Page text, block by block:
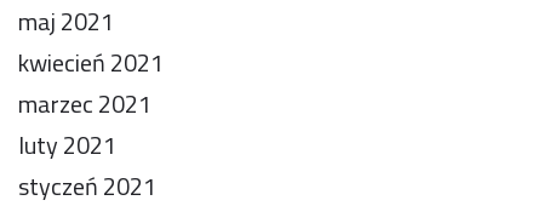
maj 2021
kwiecień 2021
marzec 2021
luty 2021
styczeń 2021